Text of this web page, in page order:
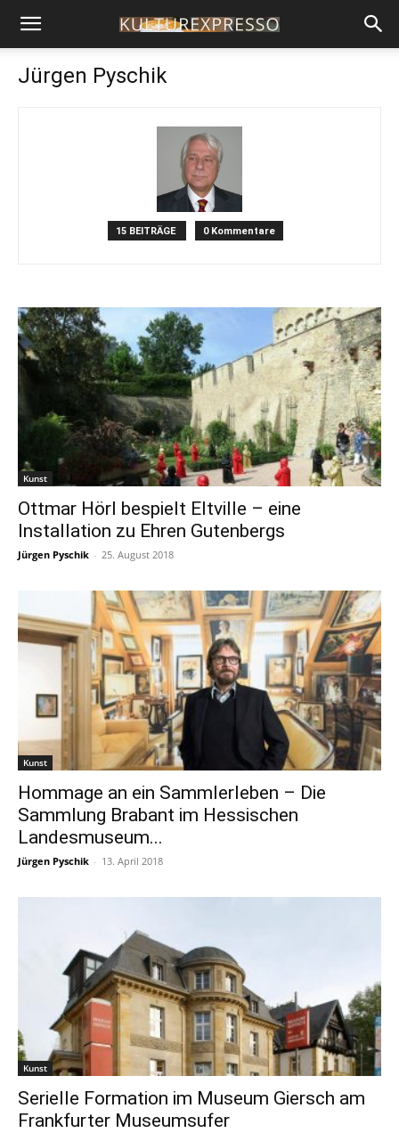
Jürgen Pyschik
15 BEITRÄGE 0 Kommentare
Kunst
Ottmar Hörl bespielt Eltville – eine
Installation zu Ehren Gutenbergs
Jürgen Pyschik - 25. August 2018
Kunst
Hommage an ein Sammlerleben – Die
Sammlung Brabant im Hessischen
Landesmuseum...
Jürgen Pyschik - 13. April 2018
Kunst
Serielle Formation im Museum Giersch am
Frankfurter Museumsufer